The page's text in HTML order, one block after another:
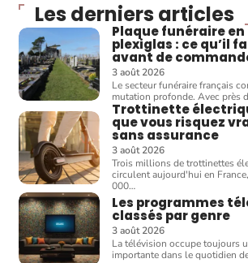
Les derniers articles
Plaque funéraire en
plexiglas : ce qu’il
avant de
3 août 2026
Le secteur funéraire français
mutation profonde. Avec près
Trottinette
que vous risquez
sans assurance
3 août 2026
Trois millions de trottinettes
circulent aujourd'hui en
000…
Les programmes
classés par genre
3 août 2026
La télévision occupe toujours
importante dans le quotidien